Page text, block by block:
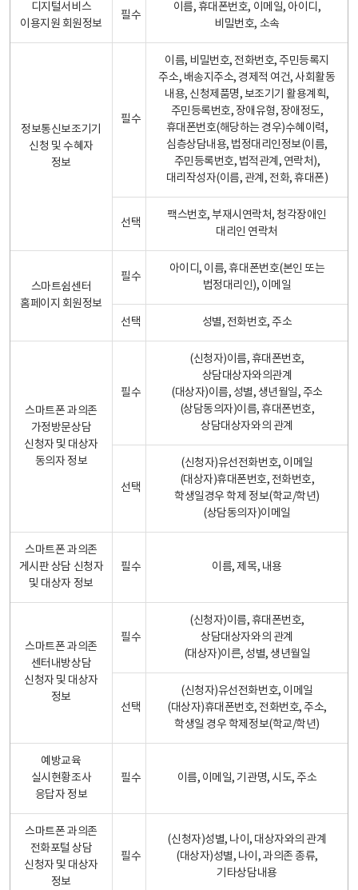
디지털서비스
이용지원 회원정보
필수
이름, 휴대폰번호, 이메일, 아이디,
비밀번호, 소속
정보통신보조기기
신청 및 수혜자
정보
필수
이름, 비밀번호, 전화번호, 주민등록지
주소, 배송지주소, 경제적 여건, 사회활동
내용, 신청제품명, 보조기기 활용계획,
주민등록번호, 장애유형, 장애정도,
휴대폰번호(해당하는 경우)수혜이력,
심층상담내용, 법정대리인정보(이름,
주민등록번호, 법적관계, 연락처),
대리작성자(이름, 관계, 전화, 휴대폰)
선택
팩스번호, 부재시연락처, 청각장애인
대리인 연락처
스마트쉼센터
홈페이지 회원정보
필수
아이디, 이름, 휴대폰번호(본인 또는
법정대리인), 이메일
선택 성별, 전화번호, 주소
스마트폰 과의존
가정방문상담
신청자 및 대상자
동의자 정보
필수
(신청자)이름, 휴대폰번호,
상담대상자와의관계
(대상자)이름, 성별, 생년월일, 주소
(상담동의자)이름, 휴대폰번호,
상담대상자와의 관계
선택
(신청자)유선전화번호, 이메일
(대상자)휴대폰번호, 전화번호,
학생일경우 학제 정보(학교/학년)
(상담동의자)이메일
스마트폰 과의존
게시판 상담 신청자
및 대상자 정보
필수 이름, 제목, 내용
스마트폰 과의존
센터내방상담
신청자 및 대상자
정보
필수
(신청자)이름, 휴대폰번호,
상담대상자와의 관계
(대상자)이른, 성별, 생년월일
선택
(신청자)유선전화번호, 이메일
(대상자)휴대폰번호, 전화번호, 주소,
학생일 경우 학제정보(학교/학년)
예방교육
실시현황조사
응답자 정보
필수 이름, 이메일, 기관명, 시도, 주소
스마트폰 과의존
전화포털 상담
신청자 및 대상자
정보
필수
(신청자)성별, 나이, 대상자와의 관계
(대상자)성별, 나이, 과의존 종류,
기타상담내용